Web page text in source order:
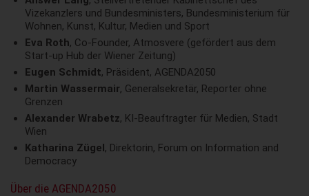
Vizekanzlers und Bundesministers, Bundesministerium für
Wohnen, Kunst, Kultur, Medien und Sport
Eva Roth, Co-Founder, Atmosvere (gefördert aus dem
Start-up Hub der Wiener Zeitung)
Eugen Schmidt, Präsident, AGENDA2050
Martin Wassermair, Generalsekretär, Reporter ohne
Grenzen
Alexander Wrabetz, KI-Beauftragter für Medien, Stadt
Wien
Katharina Zügel , Direktorin, Forum on Information and
Democracy
Über die AGENDA2050